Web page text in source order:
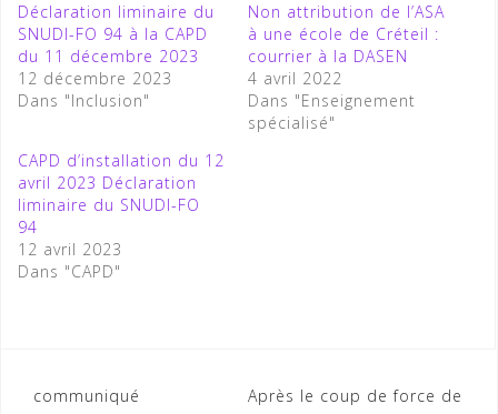
Déclaration liminaire du
SNUDI-FO 94 à la CAPD
du 11 décembre 2023
12 décembre 2023
Dans "Inclusion"
Non attribution de l’ASA
à une école de Créteil :
courrier à la DASEN
4 avril 2022
Dans "Enseignement
spécialisé"
CAPD d’installation du 12
avril 2023 Déclaration
liminaire du SNUDI-FO
94
12 avril 2023
Dans "CAPD"
Navigation
communiqué
Après le coup de force de